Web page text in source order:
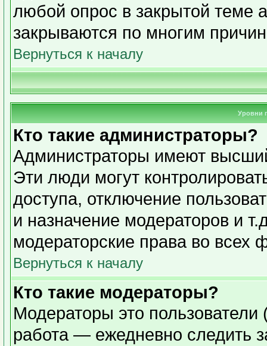
любой опрос в закрытой теме
закрываются по многим
Вернуться к началу
Уровни
Кто такие администраторы?
Администраторы имеют
Эти люди могут
доступа, отключение
и назначение модераторов и
модераторские права во всех
Вернуться к началу
Кто такие модераторы?
Модераторы это пользователи
работа — ежедневно следить